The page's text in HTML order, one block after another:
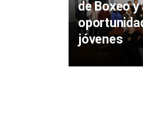
de Boxeo
jóvenes